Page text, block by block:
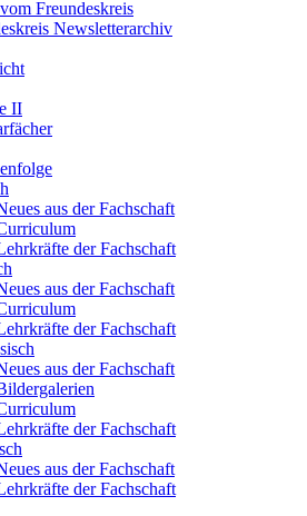
Freundeskreis
Newsletterarchiv
II
aus der Fachschaft
der Fachschaft
aus der Fachschaft
der Fachschaft
aus der Fachschaft
der Fachschaft
aus der Fachschaft
der Fachschaft